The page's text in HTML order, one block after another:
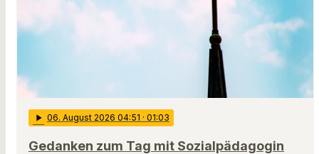
play_arrow 06. August 2026 04:51 · 01:03
Gedanken zum Tag mit Sozialpädagogin